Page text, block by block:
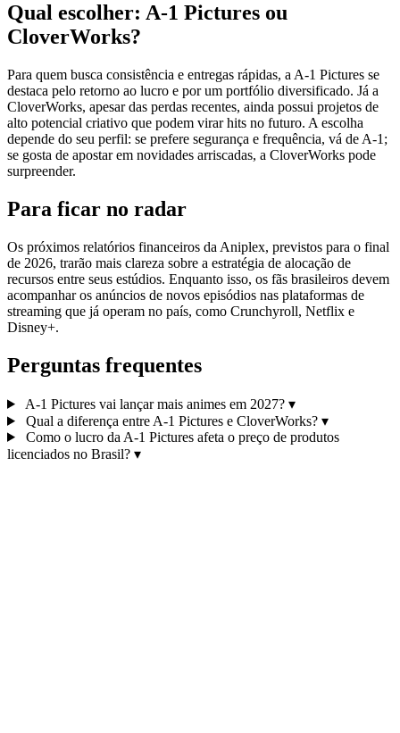
Qual escolher: A-1 Pictures ou
CloverWorks?
Para quem busca consistência e entregas rápidas, a A-1 Pictures se
destaca pelo retorno ao lucro e por um portfólio diversificado. Já a
CloverWorks, apesar das perdas recentes, ainda possui projetos de
alto potencial criativo que podem virar hits no futuro. A escolha
depende do seu perfil: se prefere segurança e frequência, vá de A-1;
se gosta de apostar em novidades arriscadas, a CloverWorks pode
surpreender.
Para ficar no radar
Os próximos relatórios financeiros da Aniplex, previstos para o final
de 2026, trarão mais clareza sobre a estratégia de alocação de
recursos entre seus estúdios. Enquanto isso, os fãs brasileiros devem
acompanhar os anúncios de novos episódios nas plataformas de
streaming que já operam no país, como Crunchyroll, Netflix e
Disney+.
Perguntas frequentes
A-1 Pictures vai lançar mais animes em 2027? ▾
Qual a diferença entre A-1 Pictures e CloverWorks? ▾
Como o lucro da A-1 Pictures afeta o preço de produtos
licenciados no Brasil? ▾